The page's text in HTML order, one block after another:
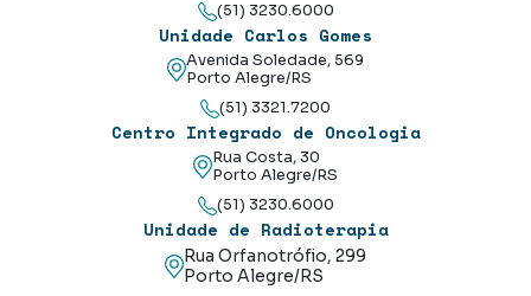
(51) 3230.6000
Unidade Carlos Gomes
Avenida Soledade, 569
Porto Alegre/RS
(51) 3321.7200
Centro Integrado de Oncologia
Rua Costa, 30
Porto Alegre/RS
(51) 3230.6000
Unidade de Radioterapia
Rua Orfanotrófio, 299
Porto Alegre/RS